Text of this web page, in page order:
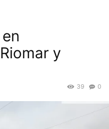
y
0
39